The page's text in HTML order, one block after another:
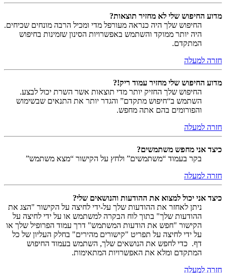
מדוע החיפוש שלי לא מחזיר תוצאות?
החיפוש שלך היה כנראה מעורפל מדי ומכיל הרבה מונחים שכיחים.
היה יותר ממוקד והשתמש באפשרויות הסינון שזמינות בחיפוש
המתקדם.
חזרה למעלה
מדוע החיפוש שלי מחזיר עמוד ריק!?
החיפוש שלך החזיק יותר מדי תוצאות אשר השרת יכול לבצע.
השתמש ב“חיפוש מתקדם” והגדר יותר את התנאים שבשימוש
והפורומים בהם אתה מחפש.
חזרה למעלה
כיצד אני מחפש משתמשים?
בקר בעמוד “משתמשים” ולחץ על הקישור “מצא משתמש”
חזרה למעלה
כיצד אני יכול למצוא את ההודעות והנושאים שלי?
ניתן לאחזר את ההודעות שלך על-ידי לחיצה על הקישור "הצג את
ההודעות שלך" בתוך לוח הבקרה למשתמש או על ידי לחיצה על
הקישור "חפש את הודעות המשתמש" דרך עמוד הפרופיל שלך או
על ידי לחיצה על תפריט "קישורים מהירים" בחלק העליון של כל
דף. כדי לחפש את הנושאים שלך, השתמש בעמוד החיפוש
המתקדם ומלא את האפשרויות המתאימות.
חזרה למעלה